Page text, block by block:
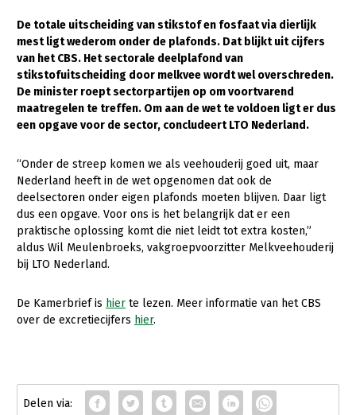
Transitiepaden
Thema’s
Gezonde planten
Gezonde dieren
Bodem en water
Platteland en omgeving
Mens, ondernemerschap en onderwijs
Internationaal
Dier
Geitenhouderij
Kalverhouderij
Akkerbouw
Biologische Landbouw
Multifunctionele landbouw
Multifunctioneel
De totale uitscheiding van stikstof en fosfaat via dierlijk
mest ligt wederom onder de plafonds. Dat blijkt uit cijfers
van het CBS. Het sectorale deelplafond van
stikstofuitscheiding door melkvee wordt wel overschreden.
De minister roept sectorpartijen op om voortvarend
maatregelen te treffen. Om aan de wet te voldoen ligt er dus
een opgave voor de sector, concludeert LTO Nederland.
“Onder de streep komen we als veehouderij goed uit, maar
Nederland heeft in de wet opgenomen dat ook de
deelsectoren onder eigen plafonds moeten blijven. Daar ligt
dus een opgave. Voor ons is het belangrijk dat er een
praktische oplossing komt die niet leidt tot extra kosten,”
aldus Wil Meulenbroeks, vakgroepvoorzitter Melkveehouderij
bij LTO Nederland.
De Kamerbrief is hier te lezen. Meer informatie van het CBS
over de excretiecijfers hier.